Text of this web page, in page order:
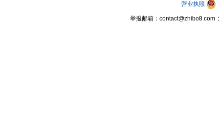
营业执照
举报邮箱：